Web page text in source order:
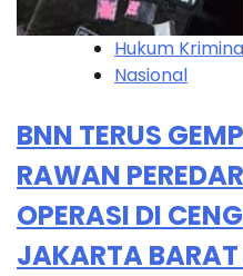
Hukum
Nasional
BNN TERUS
RAWAN
OPERASI DI
JAKARTA